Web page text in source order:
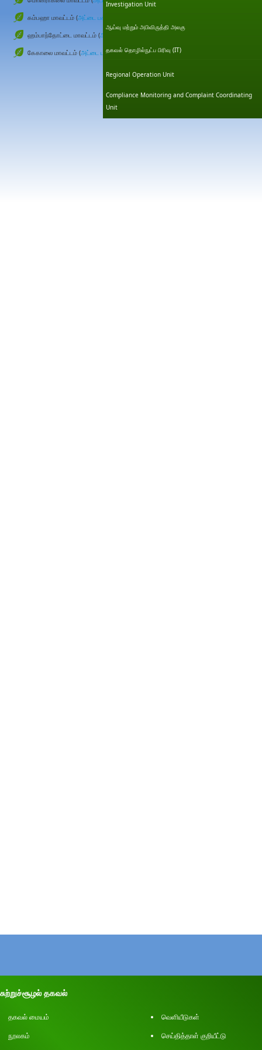
Investigation Unit
ஆய்வு மற்றும் அபிவிருத்தி அலகு
தகவல் தொழில்நுட்ப பிரிவு (IT)
Regional Operation Unit
Compliance Monitoring and Complaint Coordinating
Unit
கம்பஹா மாவட்டம் (அட்டை பக்கம்
ஹம்பாந்தோட்டை மாவட்டம் (அட்டை பக்கம்
கேகாலை மாவட்டம் (அட்டை பக்கம்)
சுற்றுச்சூழல் தகவல்
தகவல் மையம்
வெளியீடுகள்
நூலகம்
செய்தித்தாள் குறியீட்டு